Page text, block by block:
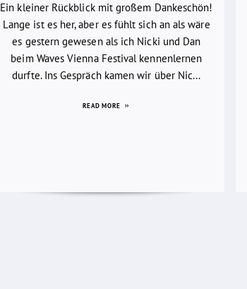
Ein kleiner Rückblick mit großem Dankeschön!
Lange ist es her, aber es fühlt sich an als wäre
es gestern gewesen als ich Nicki und Dan
beim Waves Vienna Festival kennenlernen
durfte. Ins Gespräch kamen wir über Nic...
READ MORE